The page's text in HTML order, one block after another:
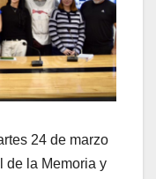
24 de marzo
de la Memoria y